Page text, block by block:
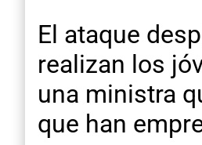
El ataque
realizan los
una ministra
que han